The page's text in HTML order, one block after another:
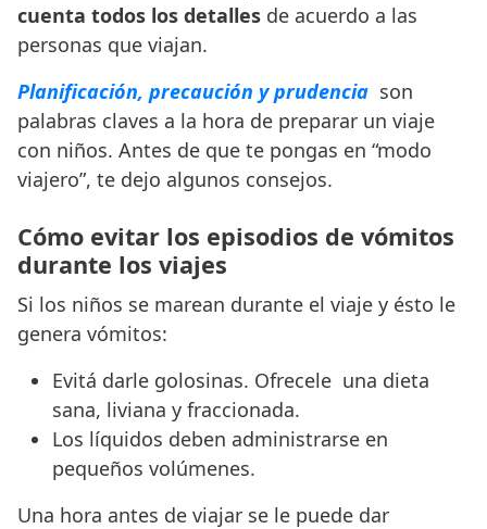
cuenta todos los detalles de acuerdo a las
personas que viajan.
Planificación, precaución y prudencia son
palabras claves a la hora de preparar un viaje
con niños. Antes de que te pongas en “modo
viajero”, te dejo algunos consejos.
Cómo evitar los episodios de vómitos
durante los viajes
Si los niños se marean durante el viaje y ésto le
genera vómitos:
Evitá darle golosinas. Ofrecele una dieta
sana, liviana y fraccionada.
Los líquidos deben administrarse en
pequeños volúmenes.
Una hora antes de viajar se le puede dar